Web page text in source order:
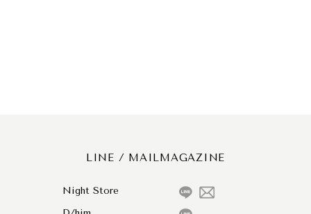
LINE / MAILMAGAZINE
Night Store